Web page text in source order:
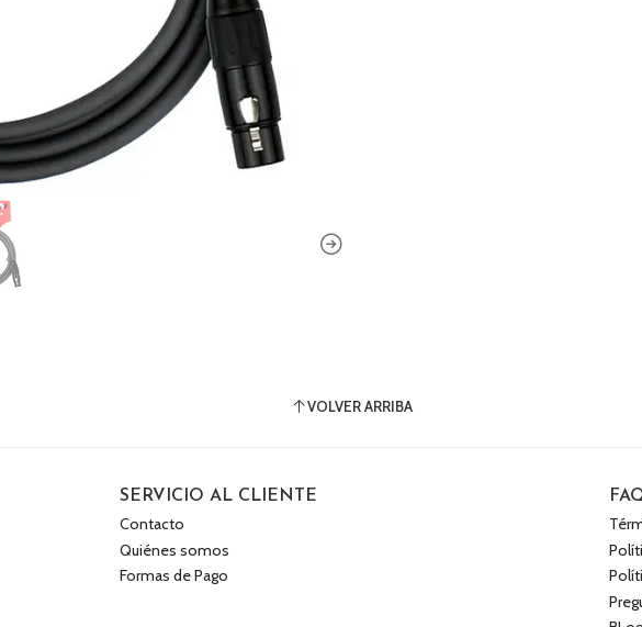
VOLVER ARRIBA
SERVICIO AL CLIENTE
Contacto
Quiénes somos
Formas de Pago